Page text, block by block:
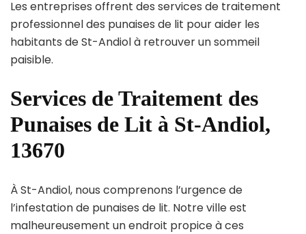
Les entreprises offrent des services de traitement
professionnel des punaises de lit pour aider les
habitants de St-Andiol à retrouver un sommeil
paisible.
Services de Traitement des
Punaises de Lit à St-Andiol,
13670
À St-Andiol, nous comprenons l’urgence de
l’infestation de punaises de lit. Notre ville est
malheureusement un endroit propice à ces